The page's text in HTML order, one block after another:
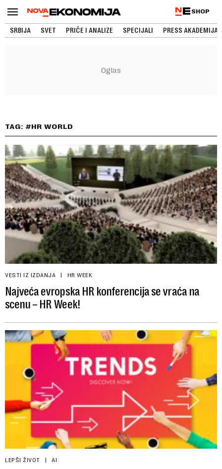
SHOP
SRBIJA SVET PRIČE I ANALIZE SPECIJALI PRESS AKADEMIJA
TAG: #HR WORLD
VESTI IZ IZDANJA HR WEEK
Najveća evropska HR konferencija se vraća na
scenu – HR Week!
LEPŠI ŽIVOT AI